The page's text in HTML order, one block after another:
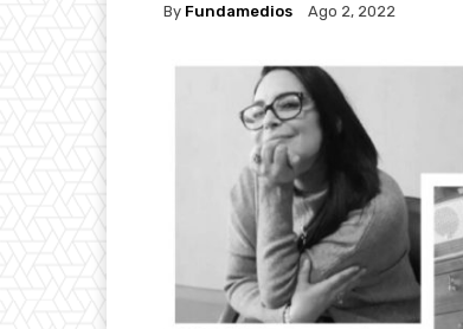
By Fundamedios Ago 2, 2022